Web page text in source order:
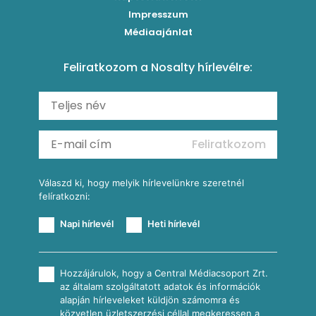
Carbonara
Shakshuka
Ratatouille
Mexikói húsleves kukorica salsával
Almás-kéksajtos kukoricasaláta
Köretek
Reggeli receptek
Impresszum
Médiaajánlat
Feliratkozom a Nosalty hírlevélre:
Feliratkozom
Válaszd ki, hogy melyik hírlevelünkre szeretnél
felíratkozni:
Napi hírlevél Heti hírlevél
Hozzájárulok, hogy a Central Médiacsoport Zrt.
az általam szolgáltatott adatok és információk
alapján hírleveleket küldjön számomra és
közvetlen üzletszerzési céllal megkeressen a